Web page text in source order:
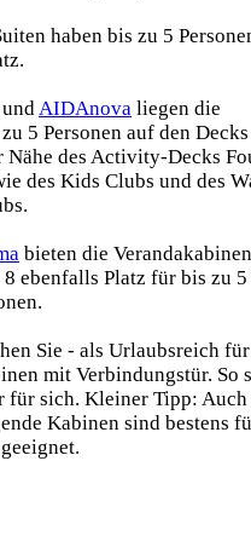
haben bis zu 5
und AIDAnova liegen die
5 Personen auf den
Nähe des Activity-Decks
des Kids Clubs und des
bieten die Verandakabinen
ebenfalls Platz für bis zu 5
Sie - als Urlaubsreich
mit Verbindungstür. So
für sich. Kleiner Tipp:
Kabinen sind bestens